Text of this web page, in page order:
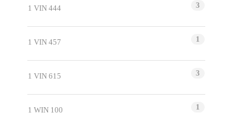
1 VIN 444 3
1 VIN 457 1
1 VIN 615 3
1 WIN 100 1